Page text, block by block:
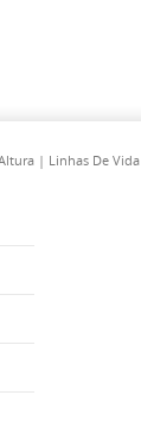
| Linhas De Vida